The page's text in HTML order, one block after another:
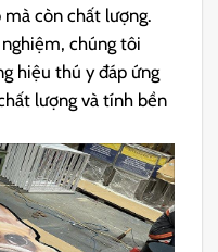
còn chất lượng.
chúng tôi
hiệu thú y đáp ứng
lượng và tính bền